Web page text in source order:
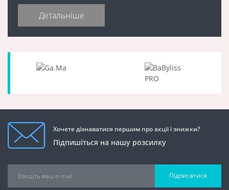
Детальніше
Хочете дізнаватися першим про акції і знижки?
Підпишіться на нашу розсилку
Підписатися